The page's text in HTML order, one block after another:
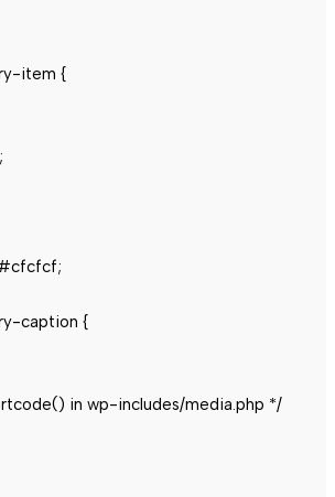
item {
caption {
in wp-includes/media.php */